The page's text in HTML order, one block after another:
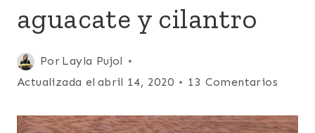
LATINO/HISPANO
PICANTE
|
RECETAS
AGUACATE
aguacate y cilantro
Por Layla Pujol
Publicada
el
Actualizada el abril 14, 2020 13 Comentarios